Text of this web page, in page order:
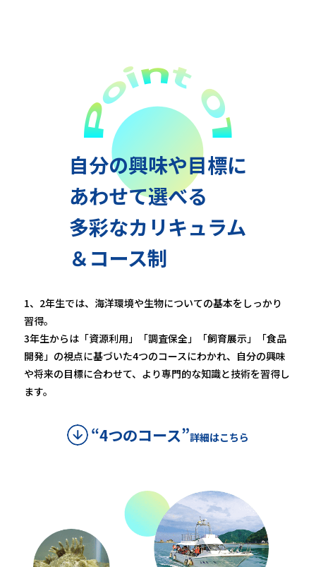
自分の興味や目標に
あわせて選べる
多彩なカリキュラム
＆コース制
1、2年生では、海洋環境や生物についての基本をしっかり
習得。
3年生からは「資源利用」「調査保全」「飼育展示」「食品
開発」の視点に基づいた4つのコースにわかれ、自分の興味
や将来の目標に合わせて、より専門的な知識と技術を習得し
ます。
“4つのコース”詳細はこちら